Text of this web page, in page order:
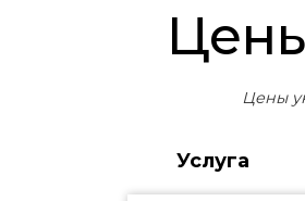
Цены
Услуга